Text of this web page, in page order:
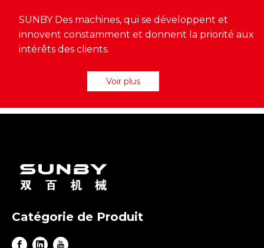
SUNBY Des machines, qui se développent et
innovent constamment et donnent la priorité aux
intérêts des clients.
Voir plus
Catégorie de Produit